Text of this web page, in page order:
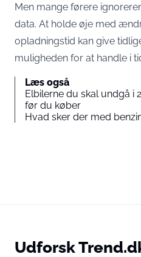
Men mange førere
data. At holde øje med
opladningstid kan give
muligheden for at handle i
Læs også
Elbilerne du skal undgå i
før du køber
Hvad sker der med
Udforsk